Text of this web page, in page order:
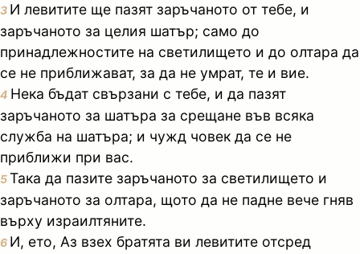
3 И левитите ще пазят заръчаното от тебе, и
заръчаното за целия шатър; само до
принадлежностите на светилището и до олтара да
се не приближават, за да не умрат, те и вие.
4 Нека бъдат свързани с тебе, и да пазят
заръчаното за шатъра за срещане във всяка
служба на шатъра; и чужд човек да се не
приближи при вас.
5Така да пазите заръчаното за светилището и
заръчаното за олтара, щото да не падне вече гняв
върху израилтяните.
6 И, ето, Аз взех братята ви левитите отсред